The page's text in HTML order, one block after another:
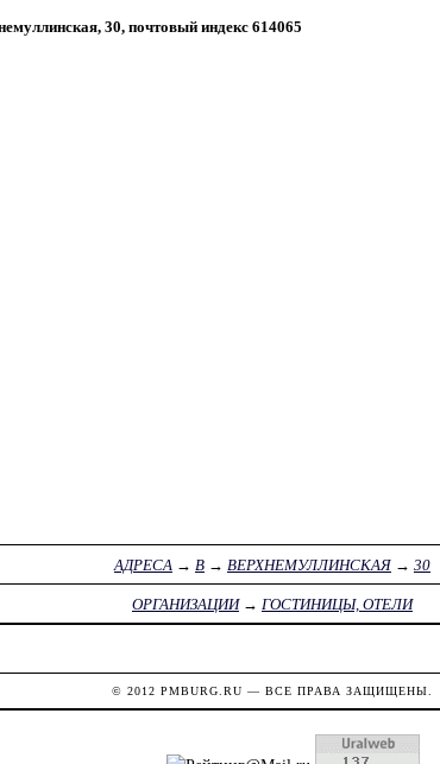
30, почтовый индекс 614065
АДРЕСА → В→ ВЕРХНЕМУЛЛИНСКАЯ→ 30
ОРГАНИЗАЦИИ→ ГОСТИНИЦЫ, ОТЕЛИ
© 2012 PMBURG.RU — ВСЕ ПРАВА ЗАЩИЩЕНЫ.